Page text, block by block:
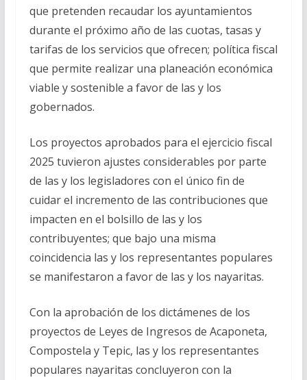
que pretenden recaudar los ayuntamientos
durante el próximo año de las cuotas, tasas y
tarifas de los servicios que ofrecen; política fiscal
que permite realizar una planeación económica
viable y sostenible a favor de las y los
gobernados.
Los proyectos aprobados para el ejercicio fiscal
2025 tuvieron ajustes considerables por parte
de las y los legisladores con el único fin de
cuidar el incremento de las contribuciones que
impacten en el bolsillo de las y los
contribuyentes; que bajo una misma
coincidencia las y los representantes populares
se manifestaron a favor de las y los nayaritas.
Con la aprobación de los dictámenes de los
proyectos de Leyes de Ingresos de Acaponeta,
Compostela y Tepic, las y los representantes
populares nayaritas concluyeron con la